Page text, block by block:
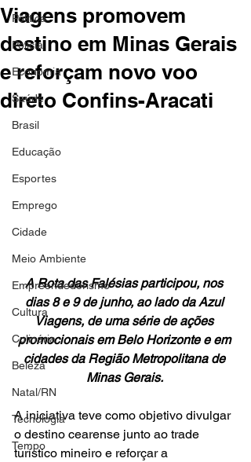
Política
Polícia
Economia
Saúde
Brasil
Educação
Esportes
Emprego
Cidade
Meio Ambiente
Empreendedorismo
Cultura
Culinária
Beleza
Natal/RN
Tecnologia
Tempo
Viagens promovem
destino em Minas Gerais
e reforçam novo voo
direto Confins-Aracati
A Rota das Falésias participou, nos
dias 8 e 9 de junho, ao lado da Azul
Viagens, de uma série de ações
promocionais em Belo Horizonte e em
cidades da Região Metropolitana de
Minas Gerais.
A iniciativa teve como objetivo divulgar
o destino cearense junto ao trade
turístico mineiro e reforçar a